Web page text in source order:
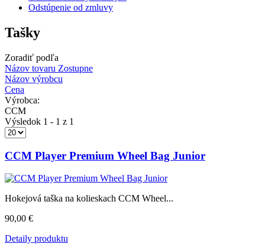
Odstúpenie od zmluvy
Tašky
Zoradiť podľa
Názov tovaru Zostupne
Názov výrobcu
Cena
Výrobca:
CCM
Výsledok 1 - 1 z 1
CCM Player Premium Wheel Bag Junior
Hokejová taška na kolieskach CCM Wheel...
90,00 €
Detaily produktu